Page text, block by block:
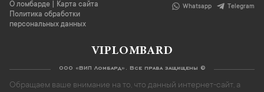
О ломбарде
Карта сайта
Политика обработки
персональных данных
Whatsapp Telegram
VIPLOMBARD
ООО «ВИП Ломбард». Все права защищены ©
Обращаем ваше внимание на то, что данный интернет-сайт, а